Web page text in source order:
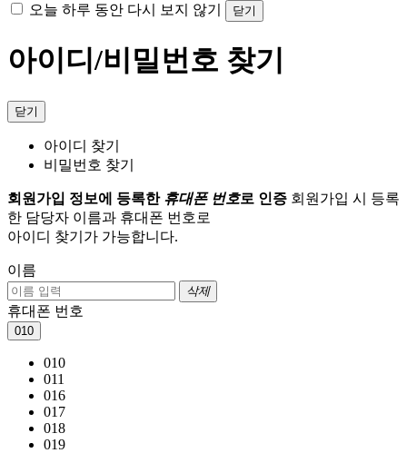
오늘 하루 동안 다시 보지 않기 닫기
아이디/비밀번호 찾기
닫기
아이디 찾기
비밀번호 찾기
회원가입 정보에 등록한 휴대폰 번호로 인증 회원가입 시 등록
한 담당자 이름과 휴대폰 번호로
아이디 찾기가 가능합니다.
이름
삭제
휴대폰 번호
010
010
011
016
017
018
019